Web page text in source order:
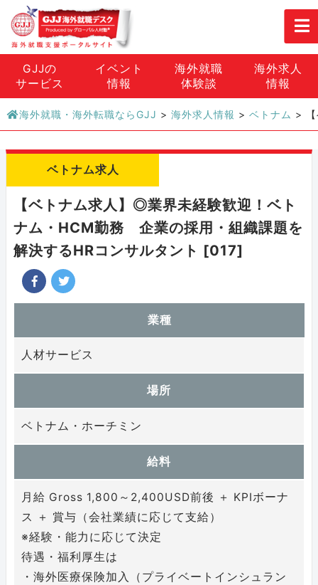
GJJの
サービス
イベント
情報
海外就職
体験談
海外求人
情報
海外就職・海外転職ならGJJ > 海外求人情報 > ベトナム >
ベトナム求人
【ベトナム求人】◎業界未経験歓迎！ベト
ナム・HCM勤務 企業の採用・組織課題を
解決するHRコンサルタント [017]
業種
人材サービス
場所
ベトナム・ホーチミン
給料
月給 Gross 1,800～2,400USD前後 ＋ KPIボーナ
ス ＋ 賞与（会社業績に応じて支給）
※経験・能力に応じて決定
待遇・福利厚生は
・海外医療保険加入（プライベートインシュラン